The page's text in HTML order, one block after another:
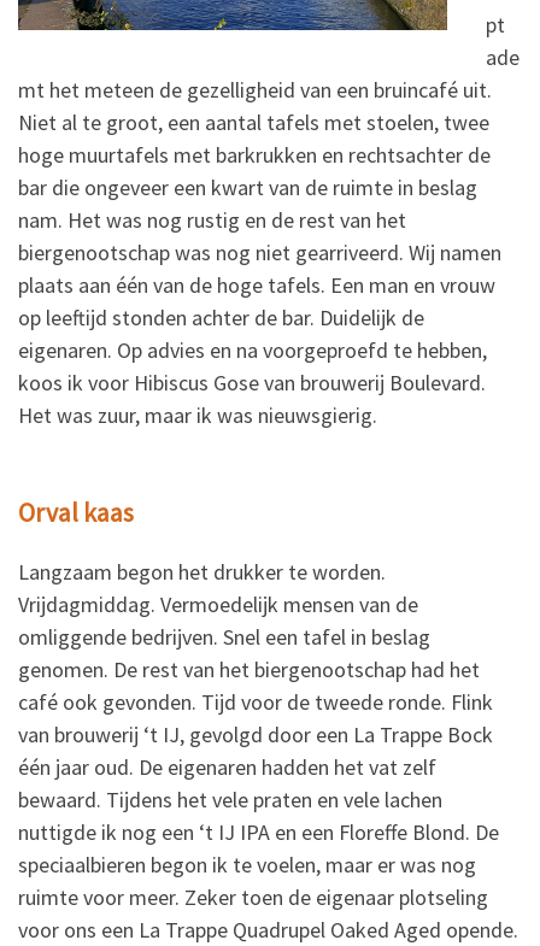
pt
ade
mt het meteen de gezelligheid van een bruincafé uit.
Niet al te groot, een aantal tafels met stoelen, twee
hoge muurtafels met barkrukken en rechtsachter de
bar die ongeveer een kwart van de ruimte in beslag
nam. Het was nog rustig en de rest van het
biergenootschap was nog niet gearriveerd. Wij namen
plaats aan één van de hoge tafels. Een man en vrouw
op leeftijd stonden achter de bar. Duidelijk de
eigenaren. Op advies en na voorgeproefd te hebben,
koos ik voor Hibiscus Gose van brouwerij Boulevard.
Het was zuur, maar ik was nieuwsgierig.
Orval kaas
Langzaam begon het drukker te worden.
Vrijdagmiddag. Vermoedelijk mensen van de
omliggende bedrijven. Snel een tafel in beslag
genomen. De rest van het biergenootschap had het
café ook gevonden. Tijd voor de tweede ronde. Flink
van brouwerij ‘t IJ, gevolgd door een La Trappe Bock
één jaar oud. De eigenaren hadden het vat zelf
bewaard. Tijdens het vele praten en vele lachen
nuttigde ik nog een ‘t IJ IPA en een Floreffe Blond. De
speciaalbieren begon ik te voelen, maar er was nog
ruimte voor meer. Zeker toen de eigenaar plotseling
voor ons een La Trappe Quadrupel Oaked Aged opende.